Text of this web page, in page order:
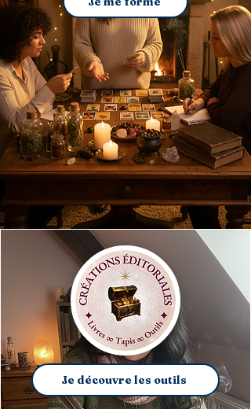
Je découvre les outils